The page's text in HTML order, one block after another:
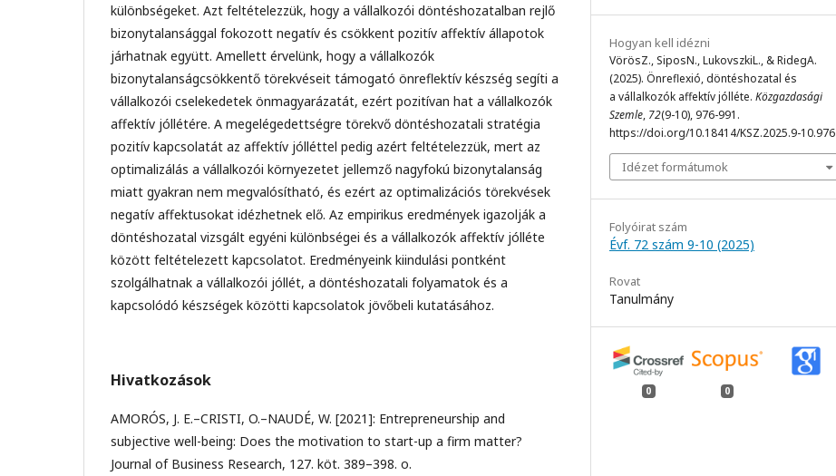
különbségeket. Azt feltételezzük, hogy a vállalkozói döntéshozatalban rejlő
bizonytalansággal fokozott negatív és csökkent pozitív affektív állapotok
járhatnak együtt. Amellett érvelünk, hogy a vállalkozók
bizonytalanságcsökkentő törekvéseit támogató önreflektív készség segíti a
vállalkozói cselekedetek önmagyarázatát, ezért pozitívan hat a vállalkozók
affektív jóllétére. A megelégedettségre törekvő döntéshozatali stratégia
pozitív kapcsolatát az affektív jólléttel pedig azért feltételezzük, mert az
optimalizálás a vállalkozói környezetet jellemző nagyfokú bizonytalanság
miatt gyakran nem megvalósítható, és ezért az optimalizációs törekvések
negatív affektusokat idézhetnek elő. Az empirikus eredmények igazolják a
döntéshozatal vizsgált egyéni különbségei és a vállalkozók affektív jólléte
között feltételezett kapcsolatot. Eredményeink kiindulási pontként
szolgálhatnak a vállalkozói jóllét, a döntéshozatali folyamatok és a
kapcsolódó készségek közötti kapcsolatok jövőbeli kutatásához.
Hivatkozások
AMORÓS, J. E.–CRISTI, O.–NAUDÉ, W. [2021]: Entrepreneurship and
subjective well-being: Does the motivation to start-up a firm matter?
Journal of Business Research, 127. köt. 389–398. o.
Hogyan kell idézni
VörösZ., SiposN., LukovszkiL., & RidegA.
(2025). Önreflexió, döntéshozatal és
a vállalkozók affektív jólléte. Közgazdasági
Szemle, 72(9-10), 976-991.
https://doi.org/10.18414/KSZ.2025.9-10.976
Idézet formátumok
Folyóirat szám
Évf. 72 szám 9-10 (2025)
Rovat
Tanulmány
0 0